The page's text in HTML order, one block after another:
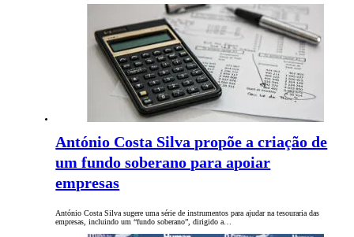
António Costa Silva propõe a criação de
um fundo soberano para apoiar
empresas
António Costa Silva sugere uma série de instrumentos para ajudar na tesouraria das
empresas, incluindo um “fundo soberano”, dirigido a…